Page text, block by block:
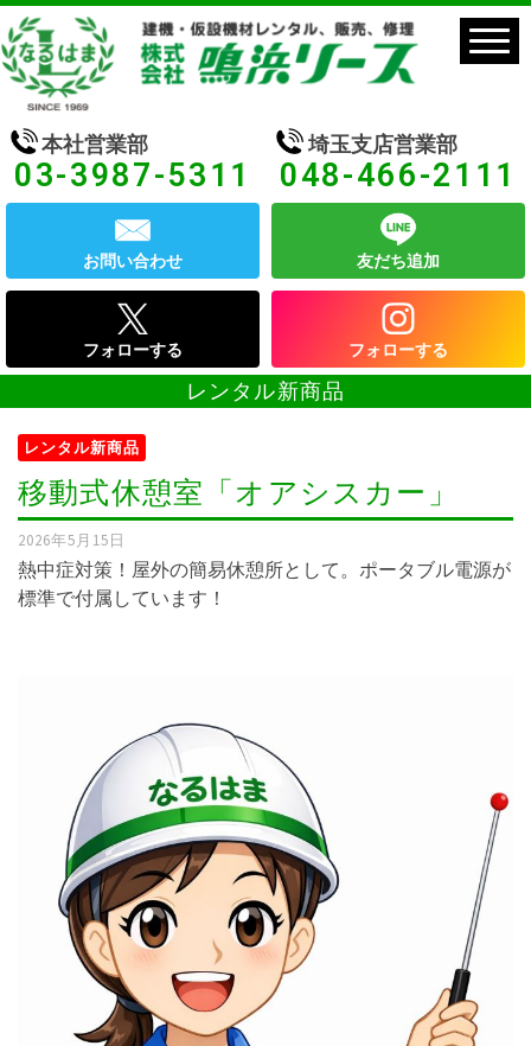
本社営業部
03-3987-5311
埼玉支店営業部
048-466-2111
お問い合わせ 友だち追加
フォローする フォローする
レンタル新商品
レンタル新商品
移動式休憩室「オアシスカー」
2026年5月15日
熱中症対策！屋外の簡易休憩所として。ポータブル電源が
標準で付属しています！